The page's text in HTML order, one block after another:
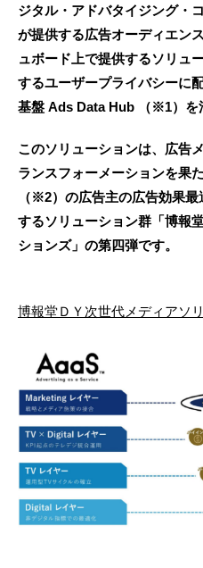
ジタル・アドバタイジング・
が提供する広告オーディエン
ュボード上で提供するソリュ
するユーザープライバシーに
基盤 Ads Data Hub （※1）を
このソリューションは、広告
ランスフォーメーションを果
（※2）の広告主の広告効果
するソリューション群「博報
ションズ」の第四弾です。
博報堂ＤＹ次世代メディアソ